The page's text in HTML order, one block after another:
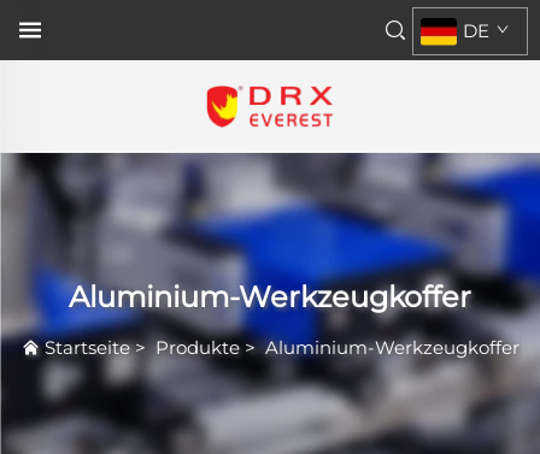
DE
Aluminium-Werkzeugkoffer
Startseite>Produkte>Aluminium-Werkzeugkoffer